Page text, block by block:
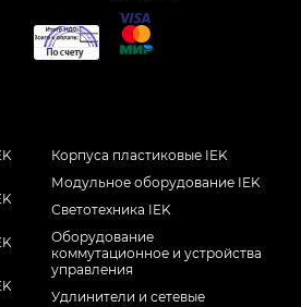
Корпуса пластиковые IEK
Модульное оборудование IEK
Светотехника IEK
Оборудование
коммутационное и устройства
управления
Удлинители и сетевые